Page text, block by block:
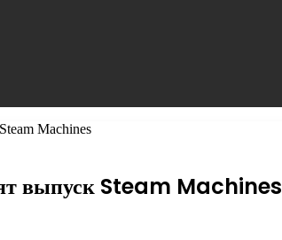
Machines
выпуск Steam Machines